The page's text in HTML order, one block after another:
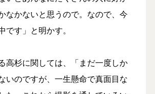
なかないと思うので。なので、今
です」と明かす。
高杉に関しては、「まだ一度しか
いのですが、一生懸命で真面目な